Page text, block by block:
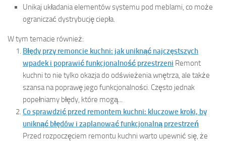
Unikaj układania elementów systemu pod meblami, co może
ograniczać dystrybucję ciepła.
W tym temacie również:
Błędy przy remoncie kuchni: jak uniknąć najczęstszych
wpadek i poprawić funkcjonalność przestrzeni Remont
kuchni to nie tylko okazja do odświeżenia wnętrza, ale także
szansa na poprawę jego funkcjonalności. Często jednak
popełniamy błędy, które mogą...
Co sprawdzić przed remontem kuchni: kluczowe kroki, by
uniknąć błędów i zaplanować funkcjonalną przestrzeń
Przed rozpoczęciem remontu kuchni warto upewnić się, że